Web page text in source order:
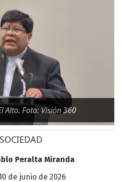
Alto. Foto: Visión 360
SOCIEDAD
Peralta Miranda
de junio de 2026